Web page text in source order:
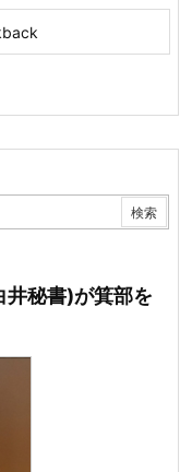
秘書)が箕部を